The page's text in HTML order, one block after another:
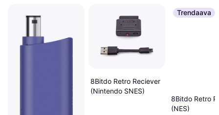
8Bitdo Retro Reciever
(Nintendo SNES)
Trendaava
8Bitdo Retro
(NES)